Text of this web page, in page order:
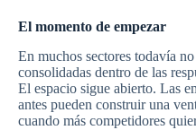
El momento de empezar
En muchos sectores todavía
consolidadas dentro de las
El espacio sigue abierto. Las
antes pueden construir una
cuando más competidores